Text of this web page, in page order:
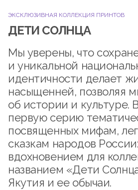
ЭКСКЛЮЗИВНАЯ КОЛЛЕКЦИЯ ПРИНТОВ
ДЕТИ СОЛНЦА
Мы уверены, что
и уникальной
идентичности делает
насыщенней, позволяя
об истории и культуре.
первую серию
посвященных мифам,
сказкам народов России:
вдохновением для
названием «Дети
Якутия и ее обычаи.